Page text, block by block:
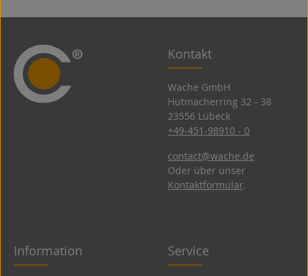
Kontakt
Wache GmbH
Hutmacherring 32 ­- 38
23556 Lübeck
+49-451-98910 - 0
contact@wache.de
Oder über unser
Kontaktformular.
Information Service